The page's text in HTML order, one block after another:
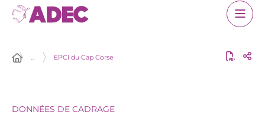
… EPCI du Cap Corse
DONNÉES DE CADRAGE